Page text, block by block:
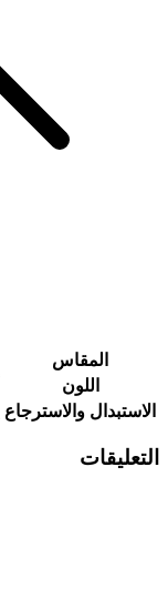
المقاس
اللون
الاستبدال والاسترجاع
التعليقات